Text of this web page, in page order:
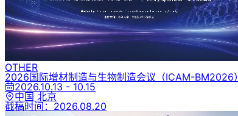
OTHER
2026国际增材制造与生物制造会议 （ICAM-BM2026）
2026.10.13 - 10.15
中国 北京
截稿时间： 2026.08.20